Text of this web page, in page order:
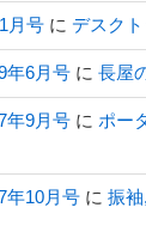
月号 に デスク
年6月号 に 長屋
年9月号 に ポー
年10月号 に 振